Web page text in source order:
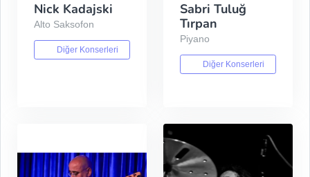
Nick Kadajski
Alto Saksofon
Diğer Konserleri
Sabri Tuluğ
Tırpan
Piyano
Diğer Konserleri